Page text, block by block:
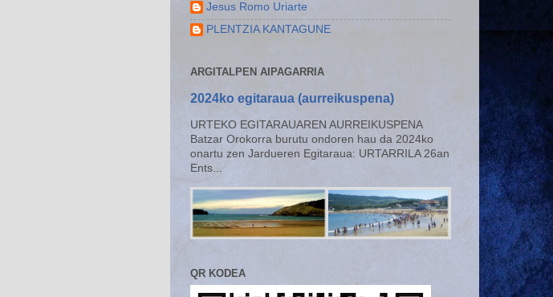
Jesus Romo Uriarte
PLENTZIA KANTAGUNE
ARGITALPEN AIPAGARRIA
2024ko egitaraua (aurreikuspena)
URTEKO EGITARAUAREN AURREIKUSPENA
Batzar Orokorra burutu ondoren hau da 2024ko
onartu zen Jardueren Egitaraua: URTARRILA 26an
Ents...
QR KODEA